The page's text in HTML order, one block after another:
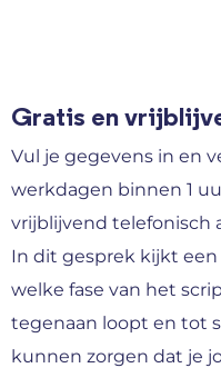
Gratis en
Vul je gegevens in en
werkdagen binnen 1
vrijblijvend telefonisch
In dit gesprek kijkt
welke fase van het
tegenaan loopt en tot
kunnen zorgen dat je